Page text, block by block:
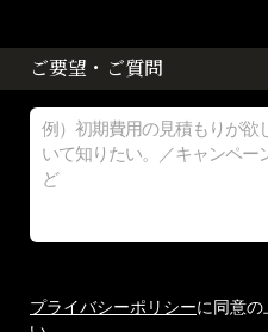
ご要望・ご質問
プライバシーポリシーに同意の